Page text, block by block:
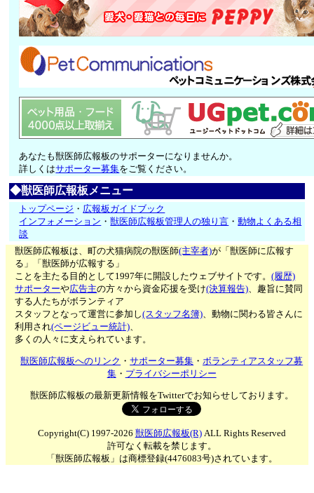
あなたも獣医師広報板のサポーターになりませんか。
詳しくはサポーター募集をご覧ください。
◆獣医師広報板メニュー
トップページ ・ 広報板ガイドブック
インフォメーション ・獣医師広報板管理人の独り言 ・動物よくある相
談
獣医師広報板は、町の犬猫病院の獣医師(主宰者)が「獣医師に広報す
る」「獣医師が広報する」
ことを主たる目的として1997年に開設したウェブサイトです。(履歴)
サポーターや広告主の方々から資金応援を受け(決算報告)、趣旨に賛同
する人たちがボランティア
スタッフとなって運営に参加し(スタッフ名簿)、動物に関わる皆さんに
利用され(ページビュー統計)、
多くの人々に支えられています。
獣医師広報板へのリンク ・サポーター募集 ・ボランティアスタッフ募
集・ プライバシーポリシー
獣医師広報板の最新更新情報をTwitterでお知らせしております。
Copyright(C) 1997-2026 獣医師広報板(R)ALL Rights Reserved
許可なく転載を禁じます。
「獣医師広報板」は商標登録(4476083号)されています。